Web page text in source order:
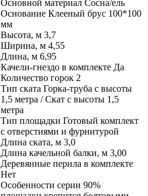
Основной материал Сосна/ель
Основание Клееный брус 100*100
мм
Высота, м 3,7
Ширина, м 4,55
Длина, м 6,95
Качели-гнездо в комплекте Да
Количество горок 2
Тип ската Горка-труба с высоты
1,5 метра / Скат с высоты 1,5
метра
Тип площадки Готовый комплект
с отверстиями и фурнитурой
Длина ската, м 3,0
Длина качельной балки, м 3,00
Деревянные перила в комплекте
Нет
Особенности серии 90%